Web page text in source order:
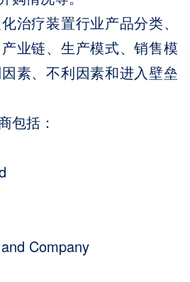
治疗装置行业产品分类、
业链、生产模式、销售模
素、不利因素和进入壁垒
包括：
Company